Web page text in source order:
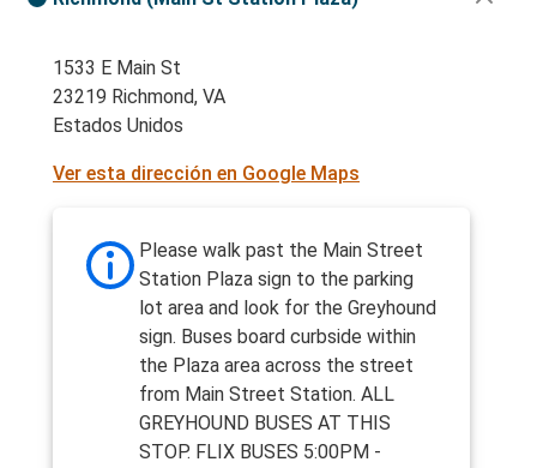
1533 E Main St
23219 Richmond, VA
Estados Unidos
Ver esta dirección en Google Maps
Please walk past the Main Street
Station Plaza sign to the parking
lot area and look for the Greyhound
sign. Buses board curbside within
the Plaza area across the street
from Main Street Station. ALL
GREYHOUND BUSES AT THIS
STOP. FLIX BUSES 5:00PM -